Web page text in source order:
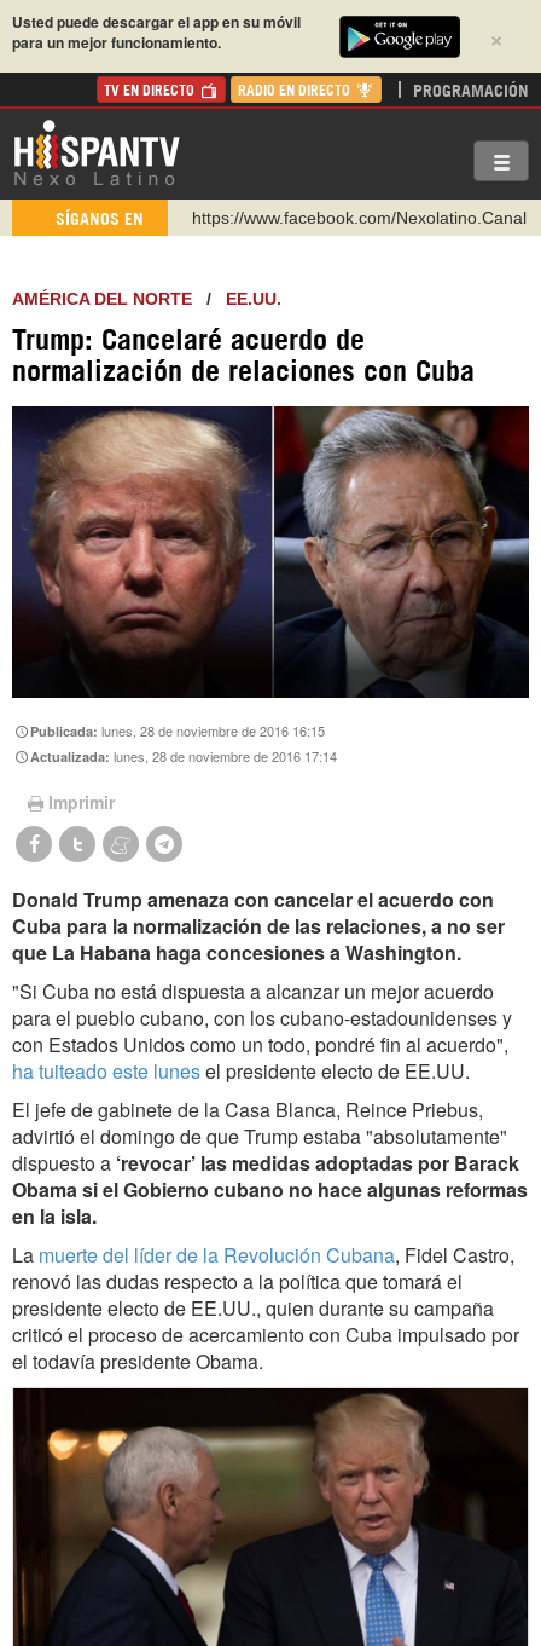
×
Usted puede descargar el app en su móvil
para un mejor funcionamiento.
TV EN DIRECTO RADIO EN DIRECTO PROGRAMACIÓN
SÍGANOS EN
https://www.youtube.com/@nexo_latino
https://t.me/hispantvcanal
https://urmedium.com/c/hispantv
WhatsApp y Viber: +98 921 79 29 404
https://www.facebook.com/Nexolatino.Canal
AMÉRICA DEL NORTE / EE.UU.
Trump: Cancelaré acuerdo de
normalización de relaciones con Cuba
Publicada:lunes, 28 de noviembre de 2016 16:15
Actualizada:lunes, 28 de noviembre de 2016 17:14
Imprimir
Donald Trump amenaza con cancelar el acuerdo con
Cuba para la normalización de las relaciones, a no ser
que La Habana haga concesiones a Washington.
"Si Cuba no está dispuesta a alcanzar un mejor acuerdo
para el pueblo cubano, con los cubano-estadounidenses y
con Estados Unidos como un todo, pondré fin al acuerdo",
ha tuiteado este lunesel presidente electo de EE.UU.
El jefe de gabinete de la Casa Blanca, Reince Priebus,
advirtió el domingo de que Trump estaba "absolutamente"
dispuesto a ‘revocar’ las medidas adoptadas por Barack
Obama si el Gobierno cubano no hace algunas reformas
en la isla.
La muerte del líder de la Revolución Cubana, Fidel Castro,
renovó las dudas respecto a la política que tomará el
presidente electo de EE.UU., quien durante su campaña
criticó el proceso de acercamiento con Cuba impulsado por
el todavía presidente Obama.